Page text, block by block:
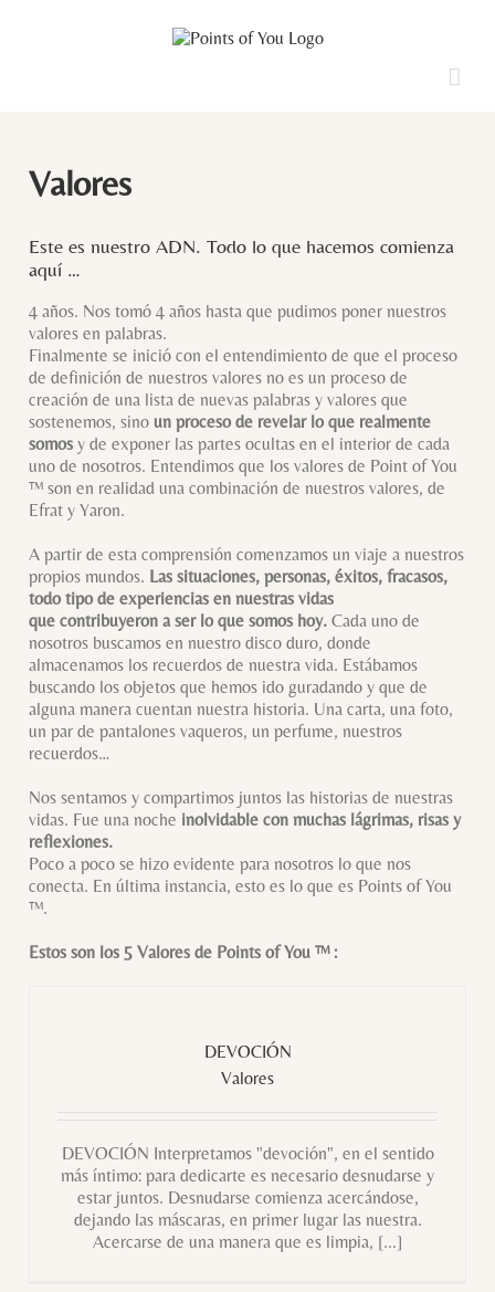
Valores
Este es nuestro ADN. Todo lo que hacemos comienza
aquí …
4 años. Nos tomó 4 años hasta que pudimos poner nuestros
valores en palabras.
Finalmente se inició con el entendimiento de que el proceso
de definición de nuestros valores no es un proceso de
creación de una lista de nuevas palabras y valores que
sostenemos, sinoun proceso de revelar lo que realmente
somos y de exponer las partes ocultas en el interior de cada
uno de nosotros. Entendimos que los valores de Point of You
™ son en realidad una combinación de nuestros valores, de
Efrat y Yaron.
A partir de esta comprensión comenzamos un viaje a nuestros
propios mundos. Las situaciones, personas, éxitos, fracasos,
todo tipo de experiencias en nuestras vidas
que contribuyeron a ser lo que somos hoy. Cada uno de
nosotros buscamos en nuestro disco duro, donde
almacenamos los recuerdos de nuestra vida. Estábamos
buscando los objetos que hemos ido guradando y que de
alguna manera cuentan nuestra historia. Una carta, una foto,
un par de pantalones vaqueros, un perfume, nuestros
recuerdos…
Nos sentamos y compartimos juntos las historias de nuestras
vidas. Fue una noche inolvidable con muchas lágrimas, risas y
reflexiones.
Poco a poco se hizo evidente para nosotros lo que nos
conecta. En última instancia, esto es lo que es Points of You
™.
Estos son los 5 Valores de Points of You ™ :
DEVOCIÓN
Valores
DEVOCIÓN Interpretamos "devoción", en el sentido
más íntimo: para dedicarte es necesario desnudarse y
estar juntos. Desnudarse comienza acercándose,
dejando las máscaras, en primer lugar las nuestra.
Acercarse de una manera que es limpia, [...]